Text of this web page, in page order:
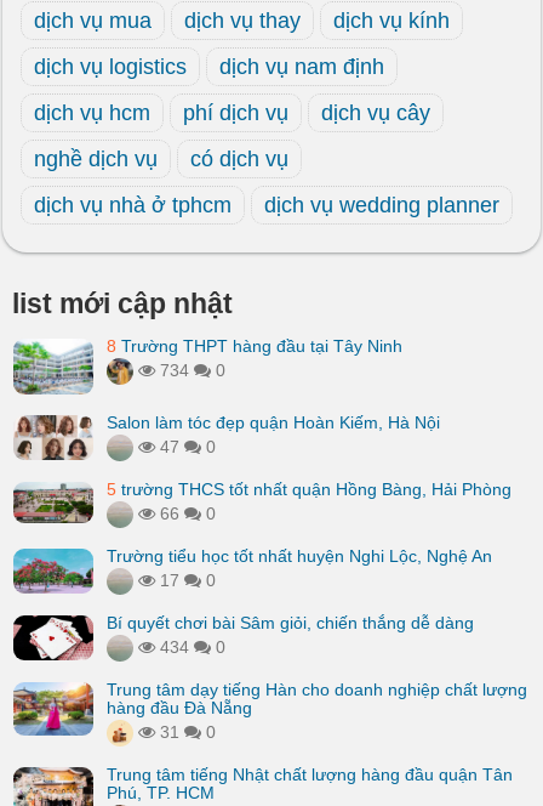
dịch vụ mua
dịch vụ thay
dịch vụ kính
dịch vụ logistics
dịch vụ nam định
dịch vụ hcm
phí dịch vụ
dịch vụ cây
nghề dịch vụ
có dịch vụ
dịch vụ nhà ở tphcm
dịch vụ wedding planner
list mới cập nhật
8 Trường THPT hàng đầu tại Tây Ninh
734
0
Salon làm tóc đẹp quận Hoàn Kiếm, Hà Nội
47
0
5 trường THCS tốt nhất quận Hồng Bàng, Hải Phòng
66
0
Trường tiểu học tốt nhất huyện Nghi Lộc, Nghệ An
17
0
Bí quyết chơi bài Sâm giỏi, chiến thắng dễ dàng
434
0
Trung tâm dạy tiếng Hàn cho doanh nghiệp chất lượng
hàng đầu Đà Nẵng
31
0
Trung tâm tiếng Nhật chất lượng hàng đầu quận Tân
Phú, TP. HCM